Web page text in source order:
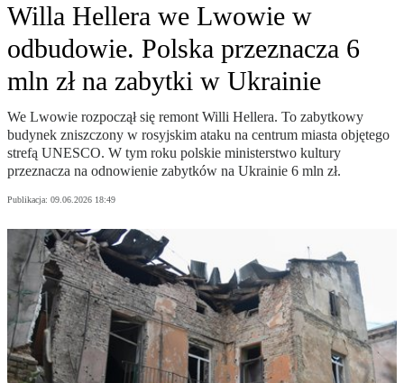
Willa Hellera we Lwowie w
odbudowie. Polska przeznacza 6
mln zł na zabytki w Ukrainie
We Lwowie rozpoczął się remont Willi Hellera. To zabytkowy
budynek zniszczony w rosyjskim ataku na centrum miasta objętego
strefą UNESCO. W tym roku polskie ministerstwo kultury
przeznacza na odnowienie zabytków na Ukrainie 6 mln zł.
Publikacja: 09.06.2026 18:49